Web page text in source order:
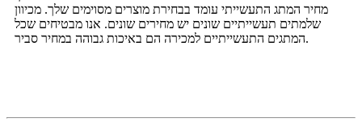
מחיר המתג התעשייתי עומד בבחירת מוצרים מסוימים שלך. מכיוון
שלמתים תעשייתיים שונים יש מחירים שונים. אנו מבטיחים שכל
המתגים התעשייתיים למכירה הם באיכות גבוהה במחיר סביר.